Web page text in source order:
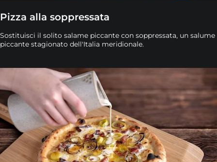
Pizza alla soppressata
Sostituisci il solito salame piccante con soppressata, un salume
piccante stagionato dell'Italia meridionale.